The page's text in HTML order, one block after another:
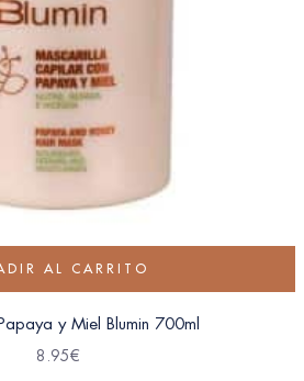
AL CARRITO
y Miel Blumin 700ml
8.95€